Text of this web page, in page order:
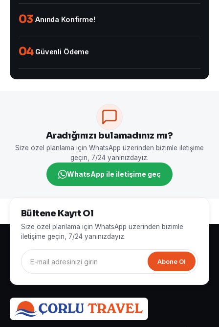
03 Anında Konfirme!
04 Güvenli Ödeme
Aradığınızı bulamadınız mı?
Size özel planlama için WhatsApp üzerinden bizimle iletişime
geçin, 7/24 yanınızdayız.
WhatsApp ile iletişime geç
Bültene Kayıt Ol
Size özel planlama için WhatsApp üzerinden bizimle
iletişime geçin, 7/24 yanınızdayız.
Abone Ol